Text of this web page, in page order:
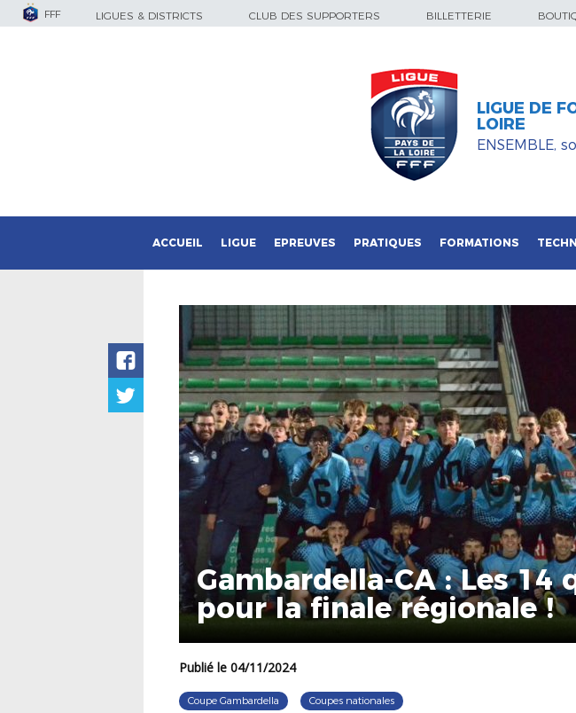
FFF LIGUES & DISTRICTS CLUB DES SUPPORTERS BILLETTERIE
LIGUE DE
LOIRE
ENSEMBLE,
ACCUEIL LIGUE EPREUVES PRATIQUES FORMATIONS
Gambardella-CA : Les 14
pour la finale régionale !
Publié le 04/11/2024
Coupe Gambardella Coupes nationales